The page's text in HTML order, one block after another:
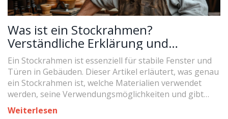
Was ist ein Stockrahmen?
Verständliche Erklärung und
Einsatzmöglichkeiten
Ein Stockrahmen ist essenziell für stabile Fenster und
Türen in Gebäuden. Dieser Artikel erläutert, was genau
ein Stockrahmen ist, welche Materialien verwendet
werden, seine Verwendungsmöglichkeiten und gibt
praktische Tipps für die Auswahl und Pflege.
Stockrahmen spielen eine wichtige Rolle in der
Weiterlesen